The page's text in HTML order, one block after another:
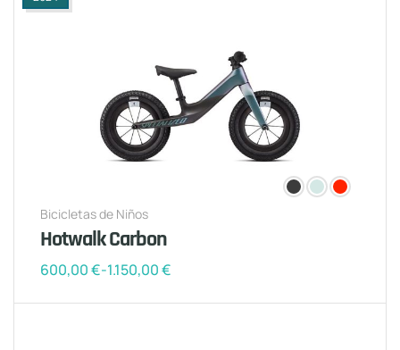
Bicicletas de Niños
Hotwalk Carbon
600,00€-1.150,00€